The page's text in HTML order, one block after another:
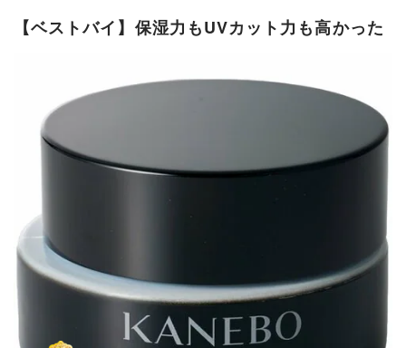
【ベストバイ】保湿力もUVカット力も高かった